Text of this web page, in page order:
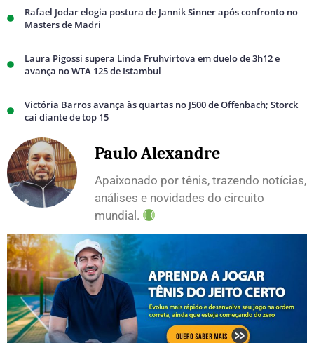
Rafael Jodar elogia postura de Jannik Sinner após confronto no
Masters de Madri
Laura Pigossi supera Linda Fruhvirtova em duelo de 3h12 e
avança no WTA 125 de Istambul
Victória Barros avança às quartas no J500 de Offenbach; Storck
cai diante de top 15
Paulo Alexandre
Apaixonado por tênis, trazendo notícias,
análises e novidades do circuito
mundial.